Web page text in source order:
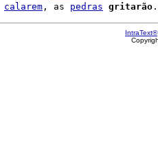
calarem , as pedras gritarão
IntraText®